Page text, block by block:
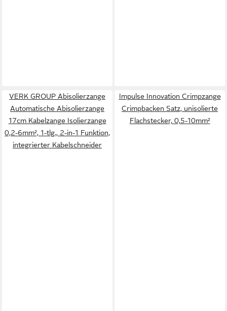
VERK GROUP Abisolierzange
Automatische Abisolierzange
17cm Kabelzange Isolierzange
0,2-6mm², 1-tlg., 2-in-1 Funktion,
integrierter Kabelschneider
Impulse Innovation Crimpzange
Crimpbacken Satz, unisolierte
Flachstecker, 0,5-10mm²